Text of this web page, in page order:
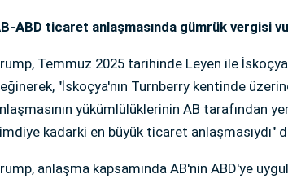
ABD ticaret anlaşmasında gümrük vergisi
Temmuz 2025 tarihinde Leyen ile
"İskoçya'nın Turnberry kentinde
yükümlülüklerinin AB tarafından
kadarki en büyük ticaret anlaşmasıydı"
anlaşma kapsamında AB'nin ABD'ye